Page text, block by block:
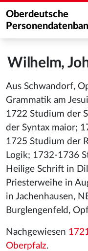
Oberdeutsche
Wilhelm,
Aus Schwandorf,
Grammatik am
1722 Studium der
der Syntax maior;
1725 Studium der
Logik; 1732-1736
Heilige Schrift in
Priesterweihe in
in Jachenhausen,
Burglengenfeld,
Nachgewiesen
Oberpfalz.